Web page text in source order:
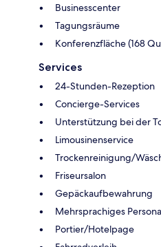
Businesscenter
Tagungsräume
Konferenzfläche (168
Services
24-Stunden-Rezeption
Concierge-Services
Unterstützung bei der
Limousinenservice
Trockenreinigung/
Friseursalon
Gepäckaufbewahrung
Mehrsprachiges
Portier/Hotelpage